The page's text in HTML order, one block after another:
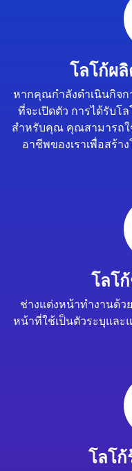
โลโก้ผ
หากคุณกำลังดำเนินกิจก
ที่จะเปิดตัว การได้รับโ
สำหรับคุณ คุณสามารถ
อาชีพของเราเพื่อสร้า
โลโ
ช่างแต่งหน้าทำงานด้ว
หน้าที่ใช้เป็นตัวระบุและ
โลโก้